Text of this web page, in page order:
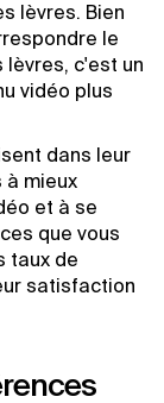
lèvres. Bien
le
lèvres, c'est un
vidéo plus
dans leur
mieux
et à se
que vous
taux de
satisfaction